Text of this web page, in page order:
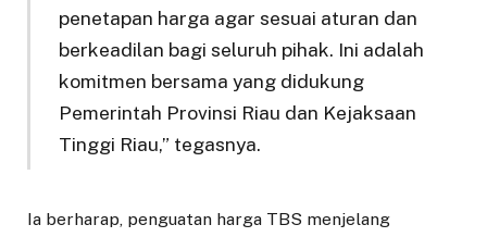
penetapan harga agar sesuai aturan dan
berkeadilan bagi seluruh pihak. Ini adalah
komitmen bersama yang didukung
Pemerintah Provinsi Riau dan Kejaksaan
Tinggi Riau,” tegasnya.
Ia berharap, penguatan harga TBS menjelang